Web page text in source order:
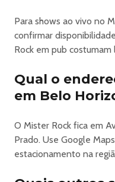
Para shows ao vivo no
confirmar
Rock em pub costumam
Qual o
em Belo
O Mister Rock fica em
Prado. Use Google
estacionamento na